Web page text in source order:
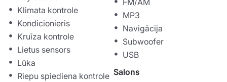
Klimata kontrole
Kondicionieris
Kruīza kontrole
Lietus sensors
Lūka
Riepu spiediena kontrole
FM/AM
MP3
Navigācija
Subwoofer
USB
Salons